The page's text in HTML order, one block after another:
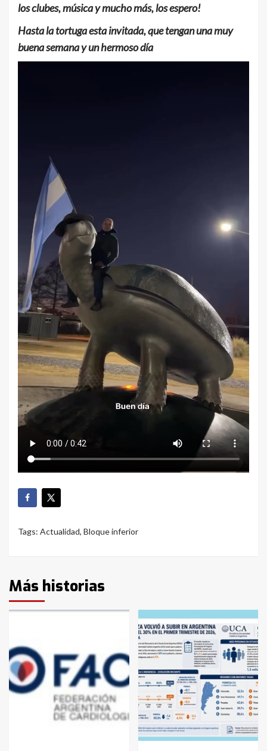
los clubes, música y mucho más, los espero!
Hasta la tortuga esta invitada, que tengan una muy
buena semana y un hermoso día
Tags: Actualidad, Bloque inferior
Más historias